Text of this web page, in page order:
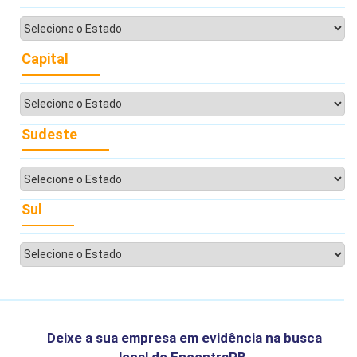
Capital
Sudeste
Sul
Deixe a sua empresa em evidência na busca